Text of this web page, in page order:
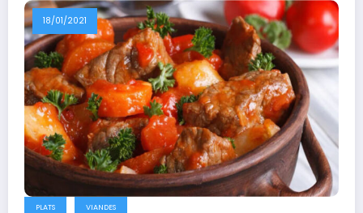
18/01/2021
PLATS VIANDES